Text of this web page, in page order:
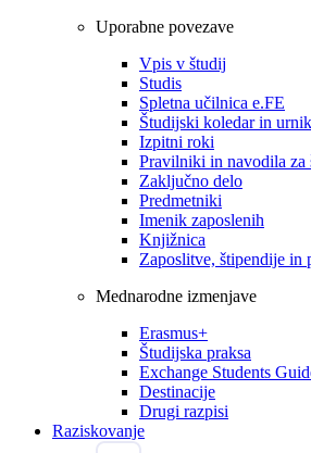
Uporabne povezave
Vpis v študij
Studis
Spletna učilnica e.FE
Študijski koledar in urnik
Izpitni roki
Pravilniki in navodila za
Zaključno delo
Predmetniki
Imenik zaposlenih
Knjižnica
Zaposlitve, štipendije in
Mednarodne izmenjave
Erasmus+
Študijska praksa
Exchange Students
Destinacije
Drugi razpisi
Raziskovanje